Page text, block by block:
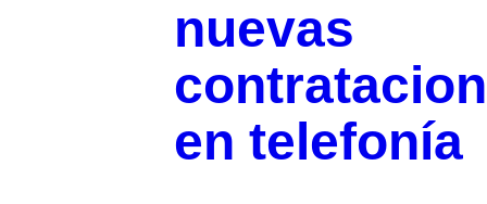
nuevas
en telefonía